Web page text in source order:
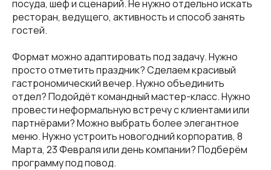
посуда, шеф и сценарий. Не нужно отдельно искать
ресторан, ведущего, активность и способ занять
гостей.
Формат можно адаптировать под задачу. Нужно
просто отметить праздник? Сделаем красивый
гастрономический вечер. Нужно объединить
отдел? Подойдёт командный мастер-класс. Нужно
провести неформальную встречу с клиентами или
партнёрами? Можно выбрать более элегантное
меню. Нужно устроить новогодний корпоратив, 8
Марта, 23 Февраля или день компании? Подберём
программу под повод.